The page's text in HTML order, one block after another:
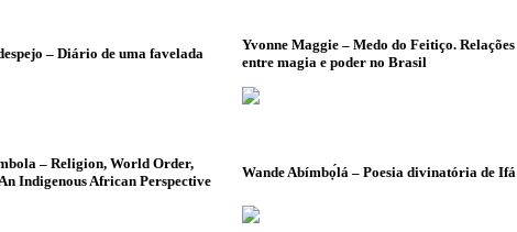
– Diário de uma favelada
Yvonne Maggie – Medo do Feitiço. Relações
entre magia e poder no Brasil
– Religion, World Order,
Indigenous African Perspective
Wande Abímbọ́lá – Poesia divinatória de Ifá